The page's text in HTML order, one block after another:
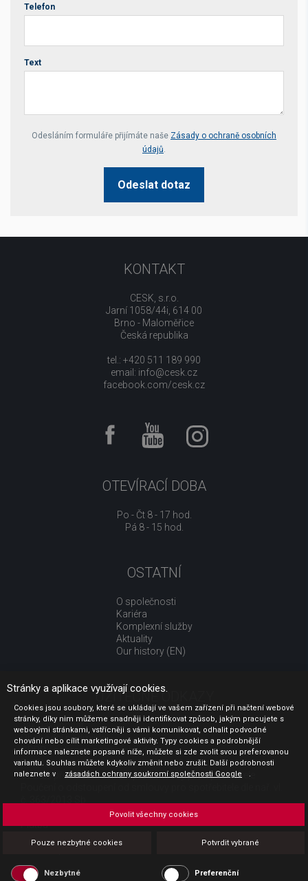
Telefon
Text
Your website *
Odesláním formuláře přijímáte naše Zásady o ochraně osobních
údajů.
Odeslat dotaz
KONTAKT
CESK, s.r.o.
Jarní 1058/44i, 614 00
Brno - Maloměřice
Česká republika
tel.: +420 511 189 990
email: info@cesk.cz
facebook.com/cesk.cz
OTEVÍRACÍ DOBA
Po - Čt 8 - 17 hod.
Pá 8 - 15 hod.
OSTATNÍ
O společnosti
Kariéra
Komplexní služby
Aktuality
Our history (EN)
UŽITEČNÉ ODKAZY
Jak nakupovat
Obchodní podmínky
GDPR - ochrana osobních údajů
Profil zadavatele
Sdělení před uzavřením kupní smlouvy pro spotřebitele
Platba
Povinná publicita
Stránky a aplikace využívají cookies.
Cookies jsou soubory, které se ukládají ve vašem zařízení při načtení webové
stránky, díky nim můžeme snadněji identifikovat způsob, jakým pracujete s
webovými stránkami, vstřícněji s vámi komunikovat, odhalit podvodné
chování nebo cílit marketingové aktivity. Typy cookies a podrobnější
informace naleznete popsané níže, můžete si zde zvolit svou preferovanou
variantu. Souhlas můžete kdykoliv změnit nebo zrušit. Další podrobnosti
naleznete v
zásadách ochrany soukromí společnosti Google .
Pouze nezbytné cookies Potvrdit vybrané
Povolit všechny cookies
Nezbytné Preferenční